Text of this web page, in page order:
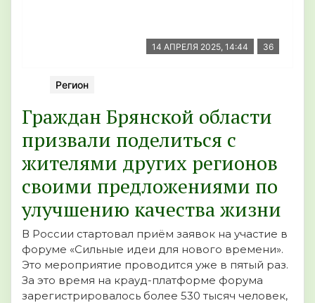
14 АПРЕЛЯ 2025, 14:44 36
Регион
Граждан Брянской области
призвали поделиться с
жителями других регионов
своими предложениями по
улучшению качества жизни
В России стартовал приём заявок на участие в
форуме «Сильные идеи для нового времени».
Это мероприятие проводится уже в пятый раз.
За это время на крауд-платформе форума
зарегистрировалось более 530 тысяч человек,